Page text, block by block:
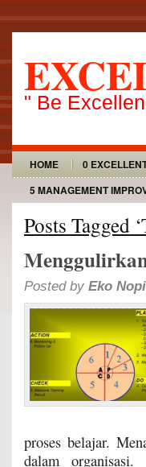
" Be
HOME 0
5 MANAGEMENT
Posts Tagged
Posted by Eko
proses belajar.
dalam